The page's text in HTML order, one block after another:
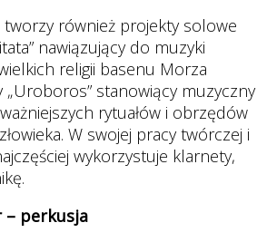
tworzy również projekty solowe
nawiązujący do muzyki
religii basenu Morza
„Uroboros” stanowiący muzyczny
rytuałów i obrzędów
W swojej pracy twórczej i
wykorzystuje klarnety,
perkusja